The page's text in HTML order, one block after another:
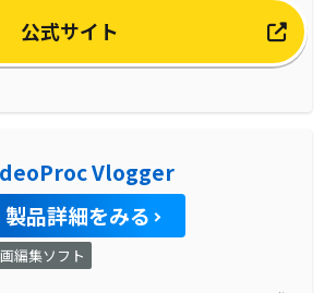
公式サイト
Vlogger
製品詳細をみる
編集ソフト